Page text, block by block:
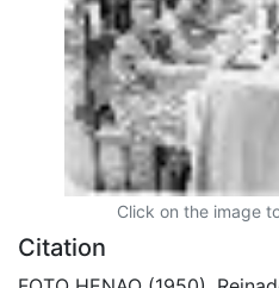
Click on the image
Citation